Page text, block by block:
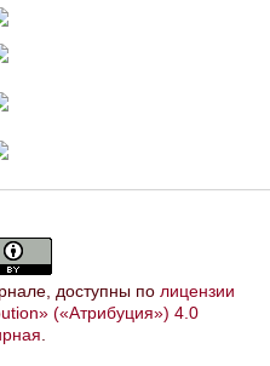
доступны по лицензии
(«Атрибуция») 4.0